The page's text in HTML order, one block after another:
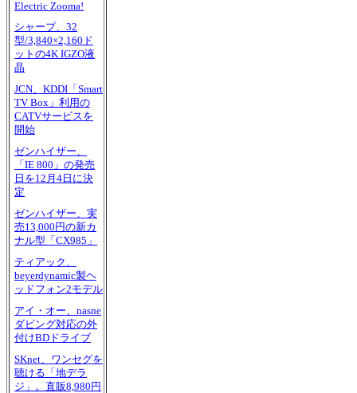
Electric Zooma!
シャープ、32
型/3,840×2,160ド
ットの4K IGZO液
晶
JCN、KDDI「Smart
TV Box」利用の
CATVサービスを
開始
ゼンハイザー、
「IE 800」の発売
日を12月4日に決
定
ゼンハイザー、実
売13,000円の新カ
ナル型「CX985」
ティアック、
beyerdynamic製ヘ
ッドフォン2モデル
アイ・オー、nasne
ダビング対応の外
付けBDドライブ
SKnet、ワンセグを
聴ける「地デラ
ジ」。直販8,980円